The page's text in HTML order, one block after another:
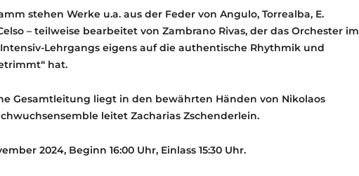
stehen Werke u.a. aus der Feder von Angulo, Torrealba, E.
– teilweise bearbeitet von Zambrano Rivas, der das Orchester im
Lehrgangs eigens auf die authentische Rhythmik und
hat.
Gesamtleitung liegt in den bewährten Händen von Nikolaos
leitet Zacharias Zschenderlein.
2024, Beginn 16:00 Uhr, Einlass 15:30 Uhr.